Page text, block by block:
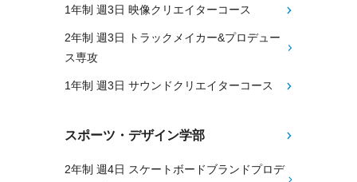
1年制 週3日 映像クリエイターコース
2年制 週3日 トラックメイカー&プロデュー
ス専攻
1年制 週3日 サウンドクリエイターコース
スポーツ・デザイン学部
2年制 週4日 スケートボードブランドプロデ